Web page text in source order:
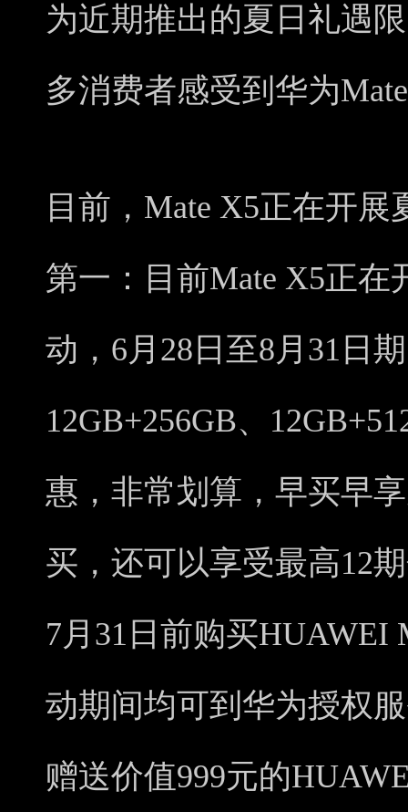
为近期推出的夏日礼遇
多消费者感受到华为
目前，Mate X5正在开
第一：目前Mate X5正
动，6月28日至8月31日
12GB+256GB、
惠，非常划算，早买早
买，还可以享受最高12
7月31日前购买HUAWEI
动期间均可到华为授权
赠送价值999元的